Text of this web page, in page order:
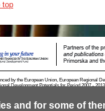
and for some of
top
by the European Union, European Regional
Development Potentials for Period 2007 -